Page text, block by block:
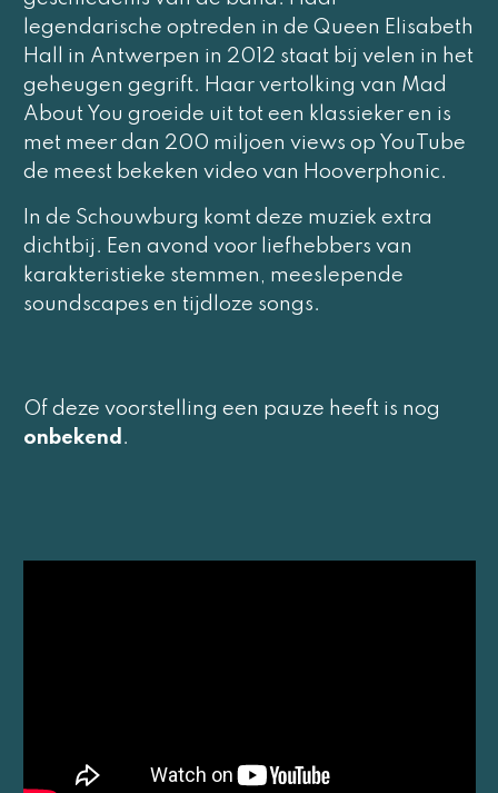
legendarische optreden in de Queen Elisabeth
Hall in Antwerpen in 2012 staat bij velen in het
geheugen gegrift. Haar vertolking van Mad
About You groeide uit tot een klassieker en is
met meer dan 200 miljoen views op YouTube
de meest bekeken video van Hooverphonic.
In de Schouwburg komt deze muziek extra
dichtbij. Een avond voor liefhebbers van
karakteristieke stemmen, meeslepende
soundscapes en tijdloze songs.
Of deze voorstelling een pauze heeft is nog
onbekend .